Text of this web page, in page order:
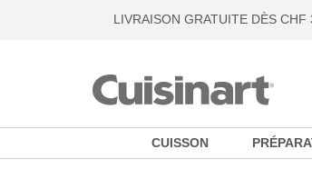
LIVRAISON GRATUITE DÈS CHF
CUISSON